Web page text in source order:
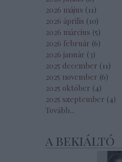
2026 május ( 11)
2026 április ( 10)
2026 március (5)
2026 február (6)
2026 január ( 3)
2025 december ( 11)
2025 november (6)
2025 október (4)
2025 szeptember (4)
Tovább...
a bekiáltó